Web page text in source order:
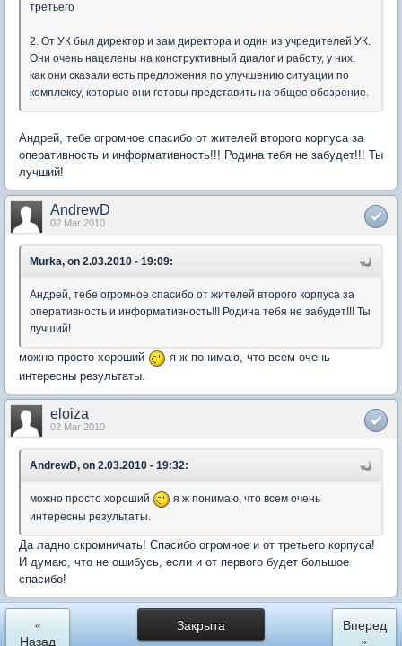
третьего
2. От УК был директор и зам директора и один из учредителей УК.
Они очень нацелены на конструктивный диалог и работу, у них,
как они сказали есть предложения по улучшению ситуации по
комплексу, которые они готовы представить на общее обозрение.
Андрей, тебе огромное спасибо от жителей второго корпуса за
оперативность и информативность!!! Родина тебя не забудет!!! Ты
лучший!
AndrewD
02 Mar 2010
Murka, on 2.03.2010 - 19:09:
Андрей, тебе огромное спасибо от жителей второго корпуса за
оперативность и информативность!!! Родина тебя не забудет!!! Ты
лучший!
можно просто хороший
я ж понимаю, что всем очень
интересны результаты.
eloiza
02 Mar 2010
AndrewD, on 2.03.2010 - 19:32:
можно просто хороший
я ж понимаю, что всем очень
интересны результаты.
Да ладно скромничать! Спасибо огромное и от третьего корпуса!
И думаю, что не ошибусь, если и от первого будет большое
спасибо!
Закрыта
«
Назад
Вперед
»